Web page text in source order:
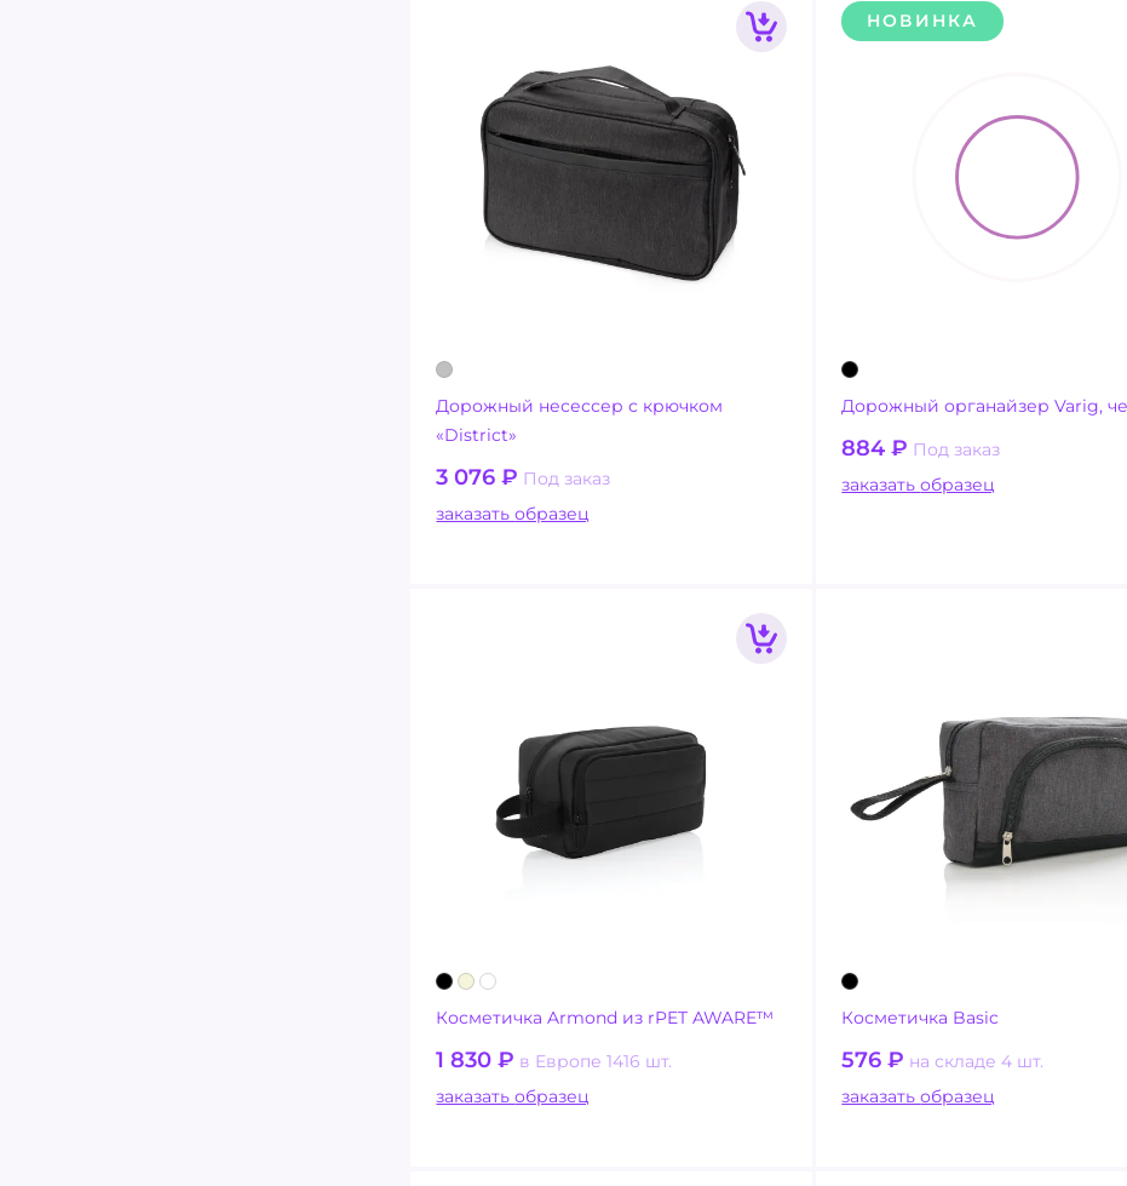
Дорожный несессер с крючком
«District»
3 076 ₽ Под заказ
заказать образец
НОВИНКА
Дорожный органайзер Varig,
884 ₽ Под заказ
заказать образец
Косметичка Armond из rPET AWARE™
1 830 ₽ в Европе 1416 шт.
заказать образец
Косметичка Basic
576 ₽ на складе 4 шт.
заказать образец